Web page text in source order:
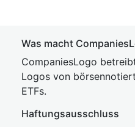
Was macht
CompaniesLogo
Logos von
ETFs.
Haftungsausschluss